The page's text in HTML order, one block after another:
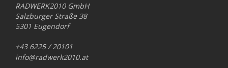
RADWERK2010 GmbH
Salzburger Straße 38
5301 Eugendorf
+43 6225 / 20101
info@radwerk2010.at